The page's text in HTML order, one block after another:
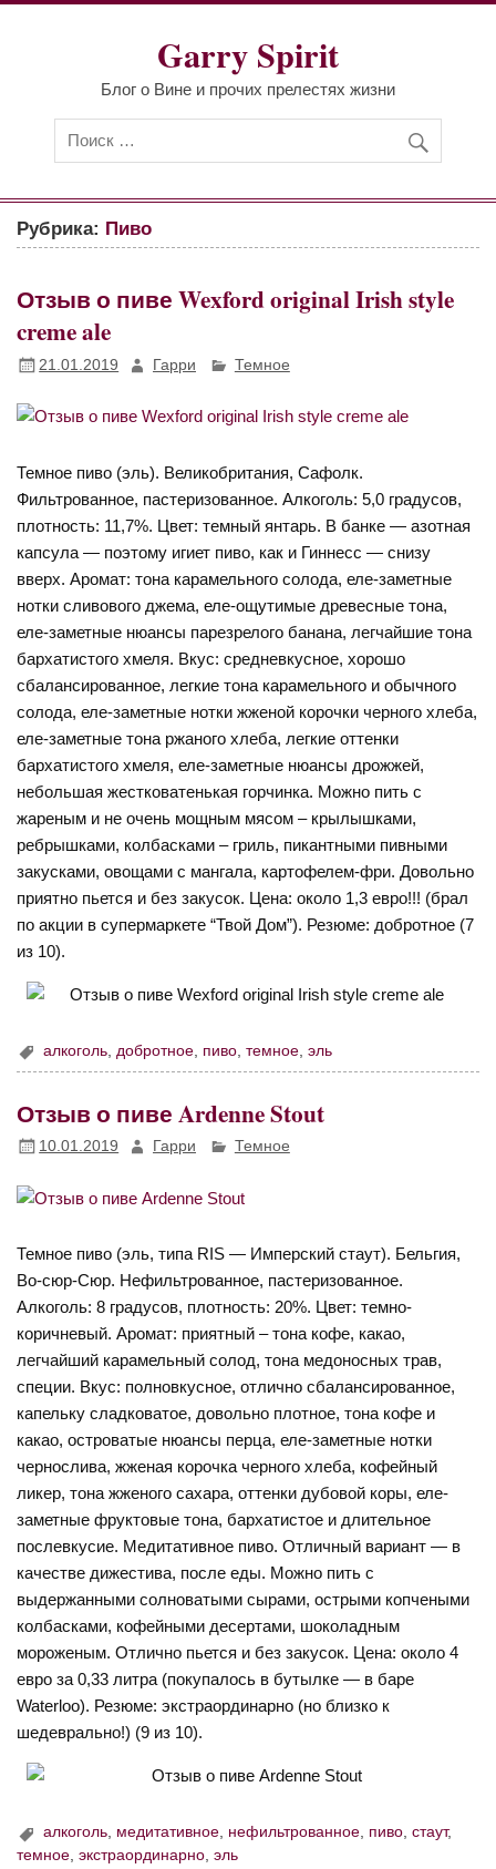
Перейти
Garry Spirit
Блог о Вине и прочих прелестях жизни
Рубрика: Пиво
Отзыв о пиве Wexford original Irish style
creme ale
21.01.2019 Гарри Темное
Темное пиво (эль). Великобритания, Сафолк.
Фильтрованное, пастеризованное. Алкоголь: 5,0 градусов,
плотность: 11,7%. Цвет: темный янтарь. В банке — азотная
капсула — поэтому игиет пиво, как и Гиннесс — снизу
вверх. Аромат: тона карамельного солода, еле-заметные
нотки сливового джема, еле-ощутимые древесные тона,
еле-заметные нюансы парезрелого банана, легчайшие тона
бархатистого хмеля. Вкус: средневкусное, хорошо
сбалансированное, легкие тона карамельного и обычного
солода, еле-заметные нотки жженой корочки черного хлеба,
еле-заметные тона ржаного хлеба, легкие оттенки
бархатистого хмеля, еле-заметные нюансы дрожжей,
небольшая жестковатенькая горчинка. Можно пить с
жареным и не очень мощным мясом – крылышками,
ребрышками, колбасками – гриль, пикантными пивными
закусками, овощами с мангала, картофелем-фри. Довольно
приятно пьется и без закусок. Цена: около 1,3 евро!!! (брал
по акции в супермаркете “Твой Дом”). Резюме: добротное (7
из 10).
алкоголь,добротное, пиво,темное,эль
Отзыв о пиве Ardenne Stout
10.01.2019 Гарри Темное
Темное пиво (эль, типа RIS — Имперский стаут). Бельгия,
Во-сюр-Сюр. Нефильтрованное, пастеризованное.
Алкоголь: 8 градусов, плотность: 20%. Цвет: темно-
коричневый. Аромат: приятный – тона кофе, какао,
легчайший карамельный солод, тона медоносных трав,
специи. Вкус: полновкусное, отлично сбалансированное,
капельку сладковатое, довольно плотное, тона кофе и
какао, островатые нюансы перца, еле-заметные нотки
чернослива, жженая корочка черного хлеба, кофейный
ликер, тона жженого сахара, оттенки дубовой коры, еле-
заметные фруктовые тона, бархатистое и длительное
послевкусие. Медитативное пиво. Отличный вариант — в
качестве дижестива, после еды. Можно пить с
выдержанными солноватыми сырами, острыми копчеными
колбасками, кофейными десертами, шоколадным
мороженым. Отлично пьется и без закусок. Цена: около 4
евро за 0,33 литра (покупалось в бутылке — в баре
Waterloo). Резюме: экстраординарно (но близко к
шедеврально!) (9 из 10).
алкоголь, медитативное, нефильтрованное, пиво,стаут,
темное ,экстраординарно ,эль